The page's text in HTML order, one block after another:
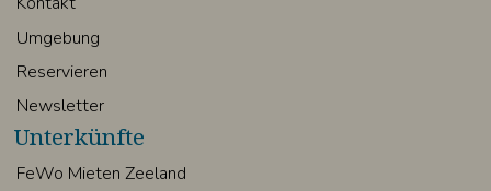
Umgebung
Reservieren
Newsletter
Unterkünfte
FeWo Mieten Zeeland